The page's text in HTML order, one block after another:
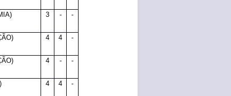
3 - -
4 4 -
4 - -
4 4 -